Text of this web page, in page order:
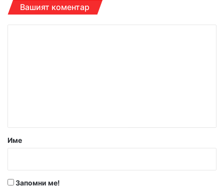
Вашият коментар
р
Име
Запомни ме!